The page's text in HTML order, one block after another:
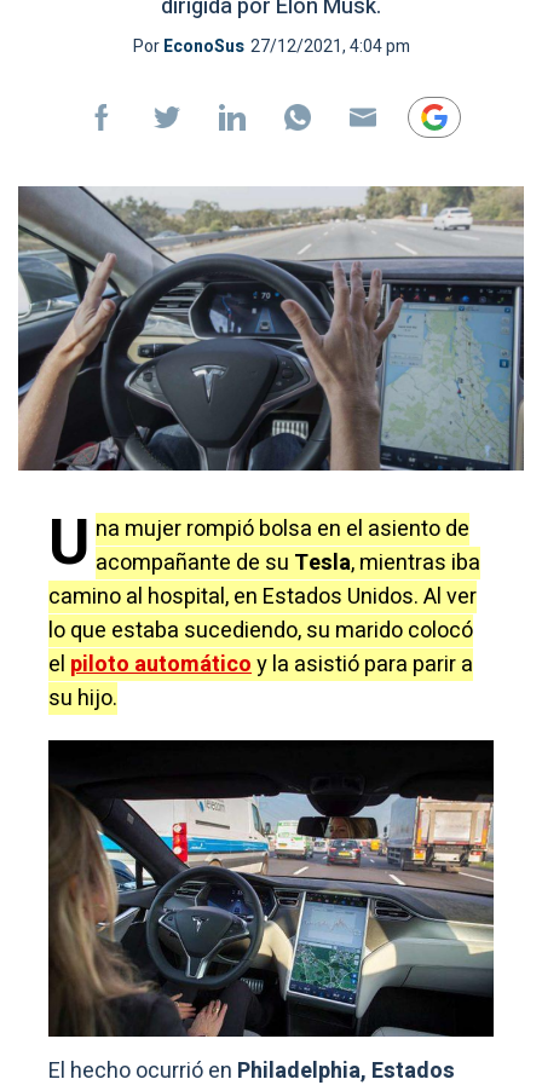
dirigida por Elon Musk.
PorEconoSus 27/12/2021, 4:04 pm
U na mujer rompió bolsa en el asiento de
acompañante de su Tesla, mientras iba
camino al hospital, en Estados Unidos. Al ver
lo que estaba sucediendo, su marido colocó
el piloto automáticoy la asistió para parir a
su hijo.
El hecho ocurrió en Philadelphia, Estados